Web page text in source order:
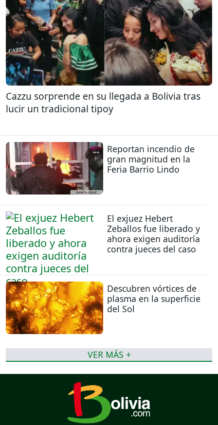
Cazzu sorprende en su llegada a Bolivia tras
lucir un tradicional tipoy
Reportan incendio de
gran magnitud en la
Feria Barrio Lindo
El exjuez Hebert
Zeballos fue liberado y
ahora exigen auditoría
contra jueces del caso
Descubren vórtices de
plasma en la superficie
del Sol
VER MÁS +